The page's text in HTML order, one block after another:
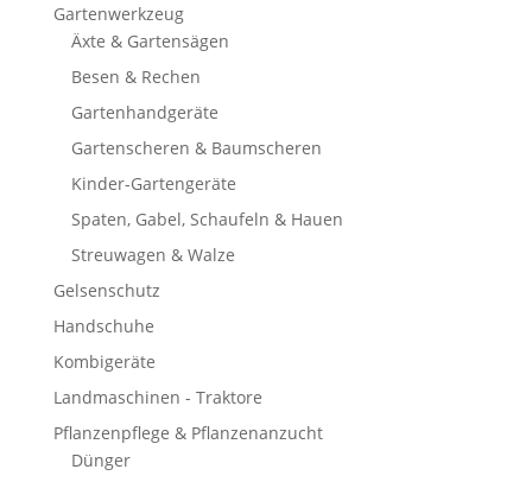
Gartenwerkzeug
Äxte & Gartensägen
Besen & Rechen
Gartenhandgeräte
Gartenscheren & Baumscheren
Kinder-Gartengeräte
Spaten, Gabel, Schaufeln & Hauen
Streuwagen & Walze
Gelsenschutz
Handschuhe
Kombigeräte
Landmaschinen - Traktore
Pflanzenpflege & Pflanzenanzucht
Dünger